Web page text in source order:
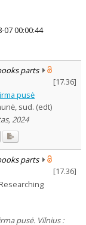
07 00:00:44
parts
[17.36]
pusė
sud. (edt)
2024
parts
[17.36]
pusė. Vilnius :